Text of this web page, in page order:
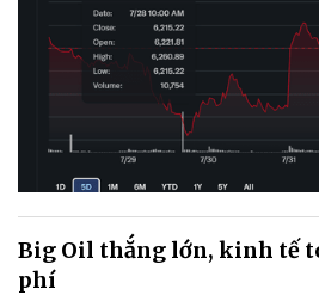
Big Oil thắng lớn, kinh tế
phí